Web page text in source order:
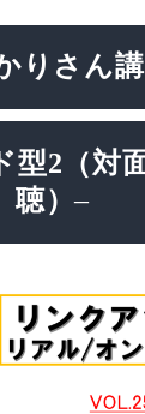
りさん
型2（対
聴）–